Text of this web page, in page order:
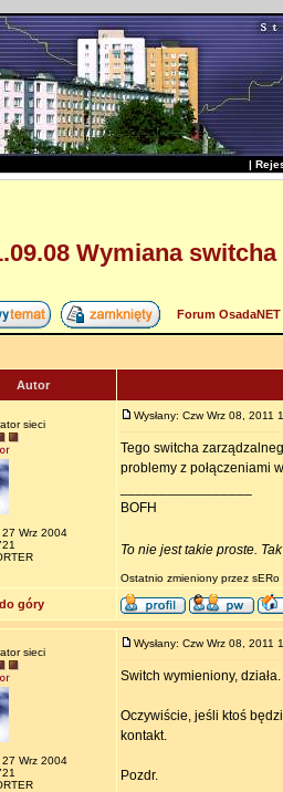
|
Wymiana
Forum
Autor
sieci
27 Wrz 2004
Wysłany: Czw Wrz 08, 2011
Tego switcha
problemy z połączeniami
BOFH
To nie jest takie proste.
Ostatnio zmieniony przez
góry
sieci
27 Wrz 2004
Wysłany: Czw Wrz 08, 2011
Switch wymieniony, działa.
Oczywiście, jeśli ktoś
kontakt.
Pozdr.